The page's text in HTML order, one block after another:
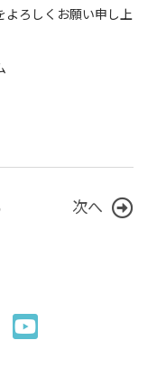
ろしくお願い申し上
次へ